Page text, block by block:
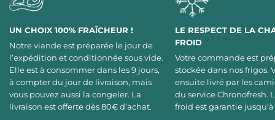
UN CHOIX 100% FRAÎCHEUR !
Notre viande est préparée le jour de
l’expédition et conditionnée sous vide.
Elle est à consommer dans les 9 jours,
à compter du jour de livraison, mais
vous pouvez aussi la congeler. La
livraison est offerte dès 80€ d’achat.
LE RESPECT DE LA
FROID
Votre commande est
stockée dans nos frigos.
ensuite livré par les
du service Chronofresh.
froid est garantie